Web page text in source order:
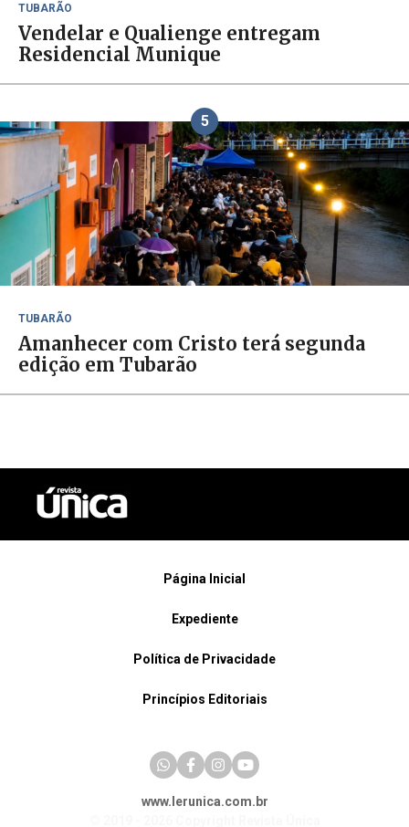
TUBARÃO
Vendelar e Qualienge entregam
Residencial Munique
5
TUBARÃO
Amanhecer com Cristo terá segunda
edição em Tubarão
Página Inicial
Expediente
Política de Privacidade
Princípios Editoriais
www.lerunica.com.br